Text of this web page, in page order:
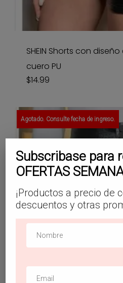
SHEIN Shorts con
cuero PU
$14.99
Agotado. Consulte fecha de ingreso.
Subscribase para
OFERTAS
¡Productos a precio de
descuentos y otras